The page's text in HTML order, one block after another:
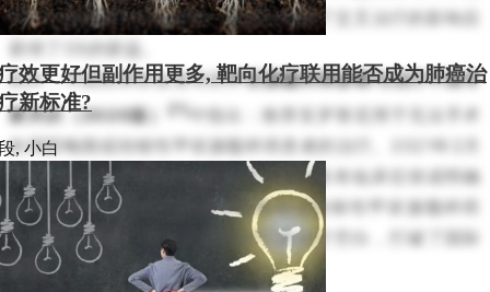
PFS上显著优于安慰剂组，并且在调整了交叉治疗的影响后
获得了OS的获益。
此外，中国医师协会发布的甲状腺髓样癌诊断与治疗中国专
家共识（2020版）
[7]中指出：推荐安罗替尼用于无法手术
的局部晚期或转移性甲状腺髓样癌患者的治疗。2021年2月
2日，安罗替尼获NMPA批准用于治疗具有临床症状或明确
疾病进展的，不可切除的局部晚期或转移性甲状腺髓样癌
（MTC）患者，填补了国内MTC的治疗空白，打破了国际
壁垒。
效更好但副作用更多, 靶向化疗联用能否成为肺癌治
新标准?
, 小白